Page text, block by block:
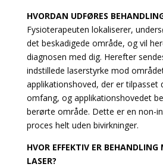
HVORDAN UDFØRES
Fysioterapeuten lokaliserer,
det beskadigede område, og vil
diagnosen med dig. Herefter
indstillede laserstyrke mod
applikationshoved, der er tilpasset
omfang, og applikationshovedet
berørte område. Dette er en non-
proces helt uden bivirkninger.
HVOR EFFEKTIV ER BEHANDLING
LASER?